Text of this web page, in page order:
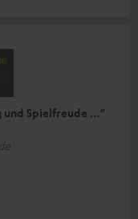
und Spielfreude …“